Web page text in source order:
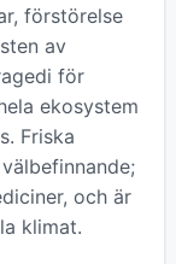
förstörelse
av
för
ekosystem
Friska
och är
klimat.